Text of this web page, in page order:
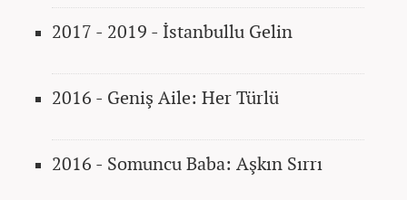
2017 - 2019 - İstanbullu Gelin
2016 - Geniş Aile: Her Türlü
2016 - Somuncu Baba: Aşkın Sırrı